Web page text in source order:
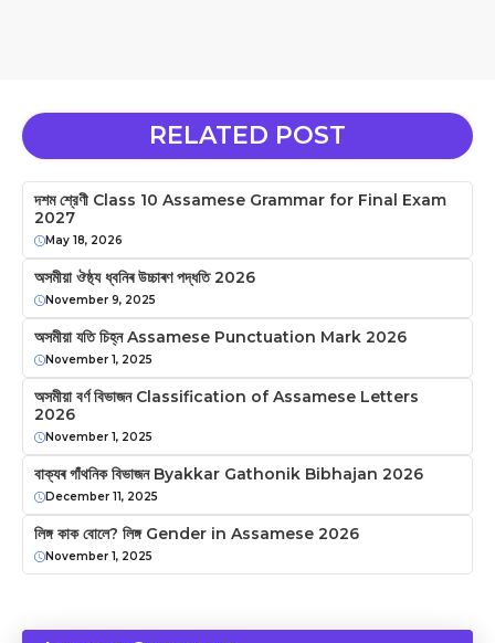
RELATED POST
দশম শ্রেণী Class 10 Assamese Grammar for Final Exam
2027
May 18, 2026
অসমীয়া ঔষ্ঠ্য ধ্বনিৰ উচ্চাৰণ পদ্ধতি 2026
November 9, 2025
অসমীয়া যতি চিহ্ন Assamese Punctuation Mark 2026
November 1, 2025
অসমীয়া বৰ্ণ বিভাজন Classification of Assamese Letters
2026
November 1, 2025
বাক্যৰ গাঁথনিক বিভাজন Byakkar Gathonik Bibhajan 2026
December 11, 2025
লিঙ্গ কাক বোলে? লিঙ্গ Gender in Assamese 2026
November 1, 2025